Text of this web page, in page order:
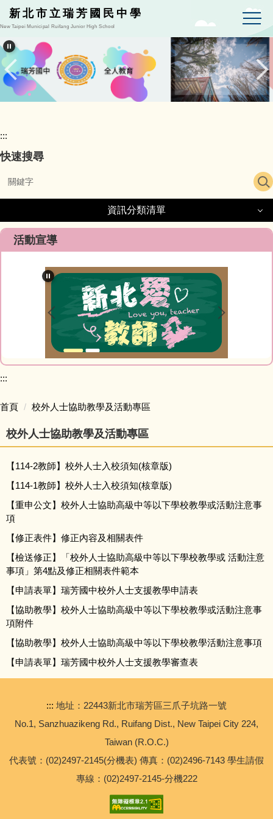
跳
到
要
內
容
區
新北市立瑞芳國民中學
New Taipei Municipal Ruifang Junior High School
:::
快速搜尋
資訊分類清單
資訊分類清單
最新消息
教師Blog
榮譽榜網站
研習資訊
網路資源
會計室
人事室
進修部
輔導處
總務處
學務處
【校外轉知】2026年六福永續獎比賽
運動教練甄選簡章
活動宣導
:::
首頁 校外人士協助教學及活動專區
校外人士協助教學及活動專區
【114-2教師】校外人士入校須知(核章版)
【114-1教師】校外人士入校須知(核章版)
【重申公文】校外人士協助高級中等以下學校教學或活動注意事
項
【修正表件】修正內容及相關表件
【檢送修正】「校外人士協助高級中等以下學校教學或 活動注意
事項」第4點及修正相關表件範本
【申請表單】瑞芳國中校外人士支援教學申請表
【協助教學】校外人士協助高級中等以下學校教學或活動注意事
項附件
【協助教學】校外人士協助高級中等以下學校教學活動注意事項
【申請表單】瑞芳國中校外人士支援教學審查表
::: 地址：22443新北市瑞芳區三爪子坑路一號
No.1, Sanzhuazikeng Rd., Ruifang Dist., New Taipei City 224,
Taiwan (R.O.C.)
代表號：(02)2497-2145(分機表) 傳真：(02)2496-7143 學生請假
專線：(02)2497-2145-分機222